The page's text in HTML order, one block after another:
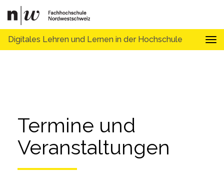
Digitales Lehren und Lernen in der Hochschule
Termine und
Veranstaltungen